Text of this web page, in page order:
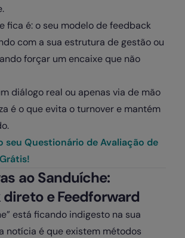
fica é: o seu modelo de feedback
com a sua estrutura de gestão ou
forçar um encaixe que não
diálogo real ou apenas via de mão
é o que evita o turnover e mantém
seu Questionário de Avaliação de
ao Sanduíche:
direto e Feedforward
está ficando indigesto na sua
notícia é que existem métodos